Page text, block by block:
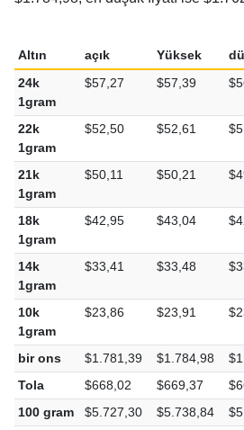
Altın açık Yüksek
24k
1gram
$57,27 $57,39
22k
1gram
$52,50 $52,61
21k
1gram
$50,11 $50,21
18k
1gram
$42,95 $43,04
14k
1gram
$33,41 $33,48
10k
1gram
$23,86 $23,91
bir ons $1.781,39 $1.784,98
Tola
$668,02 $669,37
100 gram
$5.727,30 $5.738,84